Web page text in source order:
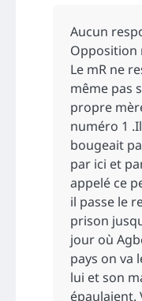
Aucun
Le mR ne
même pas
propre
numéro 1
bougeait
par ici et
appelé ce
il passe le
prison
jour où
pays on va
lui et son
épaulaient.